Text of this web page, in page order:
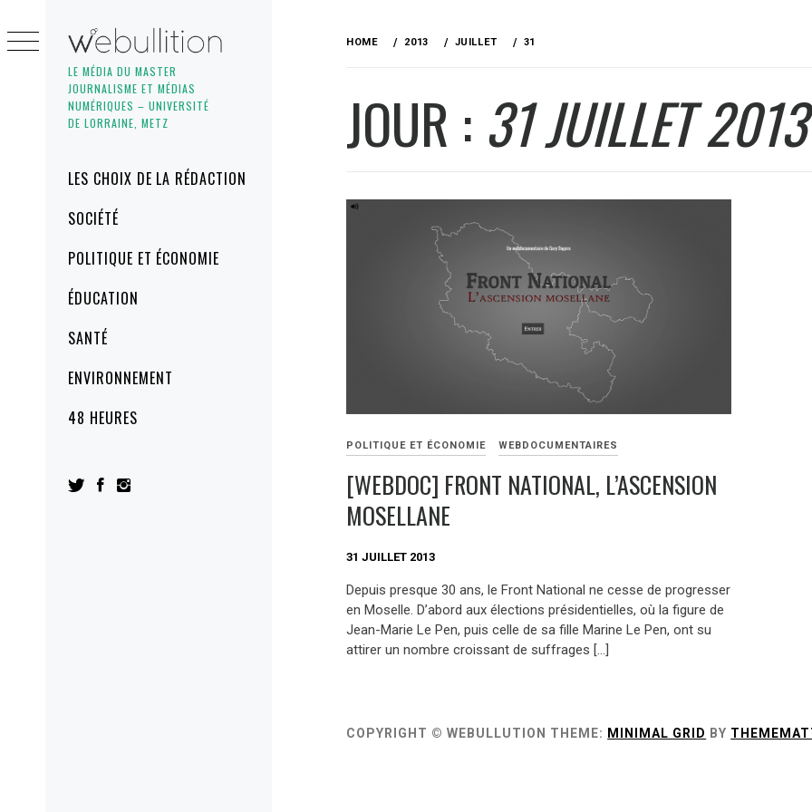
LE MÉDIA DU MASTER
JOURNALISME ET MÉDIAS
NUMÉRIQUES – UNIVERSITÉ
DE LORRAINE, METZ
MenuLES CHOIX DE LA RÉDACTION
SOCIÉTÉ
POLITIQUE ET ÉCONOMIE
ÉDUCATION
SANTÉ
ENVIRONNEMENT
48 HEURES
to
content
HOME 2013 JUILLET 31
JOUR : 31 JUILLET 2013
POLITIQUE ET ÉCONOMIE WEBDOCUMENTAIRES
[WEBDOC] FRONT NATIONAL, L’ASCENSION
MOSELLANE
31 JUILLET 2013
Depuis presque 30 ans, le Front National ne cesse de progresser
en Moselle. D’abord aux élections présidentielles, où la figure de
Jean-Marie Le Pen, puis celle de sa fille Marine Le Pen, ont su
attirer un nombre croissant de suffrages […]
COPYRIGHT © WEBULLUTION THEME: MINIMAL GRID BY